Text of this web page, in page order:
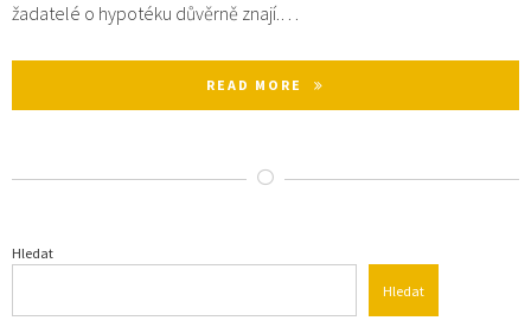
žadatelé o hypotéku důvěrně znají.…
READ MORE
Hledat
Hledat